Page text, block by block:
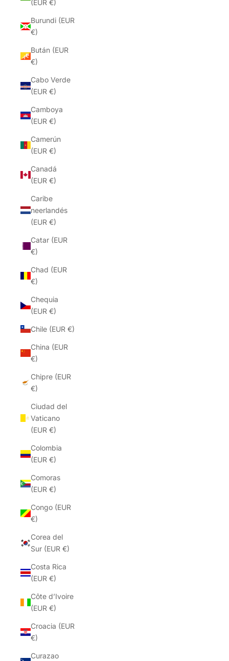
(EUR €)
Burundi (EUR
€)
Bután (EUR
€)
Cabo Verde
(EUR €)
Camboya
(EUR €)
Camerún
(EUR €)
Canadá
(EUR €)
Caribe
neerlandés
(EUR €)
Catar (EUR
€)
Chad (EUR
€)
Chequia
(EUR €)
Chile (EUR €)
China (EUR
€)
Chipre (EUR
€)
Ciudad del
Vaticano
(EUR €)
Colombia
(EUR €)
Comoras
(EUR €)
Congo (EUR
€)
Corea del
Sur (EUR €)
Costa Rica
(EUR €)
Côte d’Ivoire
(EUR €)
Croacia (EUR
€)
Curazao